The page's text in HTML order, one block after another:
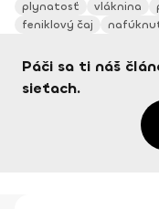
plynatosť
vláknina
feniklový čaj
Páči sa ti náš
sieťach.